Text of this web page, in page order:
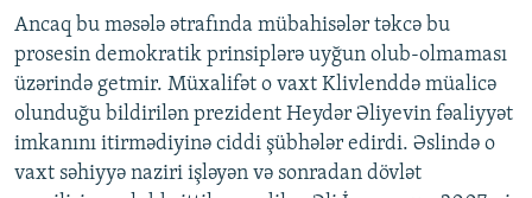
Ancaq bu məsələ ətrafında mübahisələr təkcə bu
prosesin demokratik prinsiplərə uyğun olub-olmaması
üzərində getmir. Müxalifət o vaxt Klivlenddə müalicə
olunduğu bildirilən prezident Heydər Əliyevin fəaliyyət
imkanını itirmədiyinə ciddi şübhələr edirdi. Əslində o
vaxt səhiyyə naziri işləyən və sonradan dövlət